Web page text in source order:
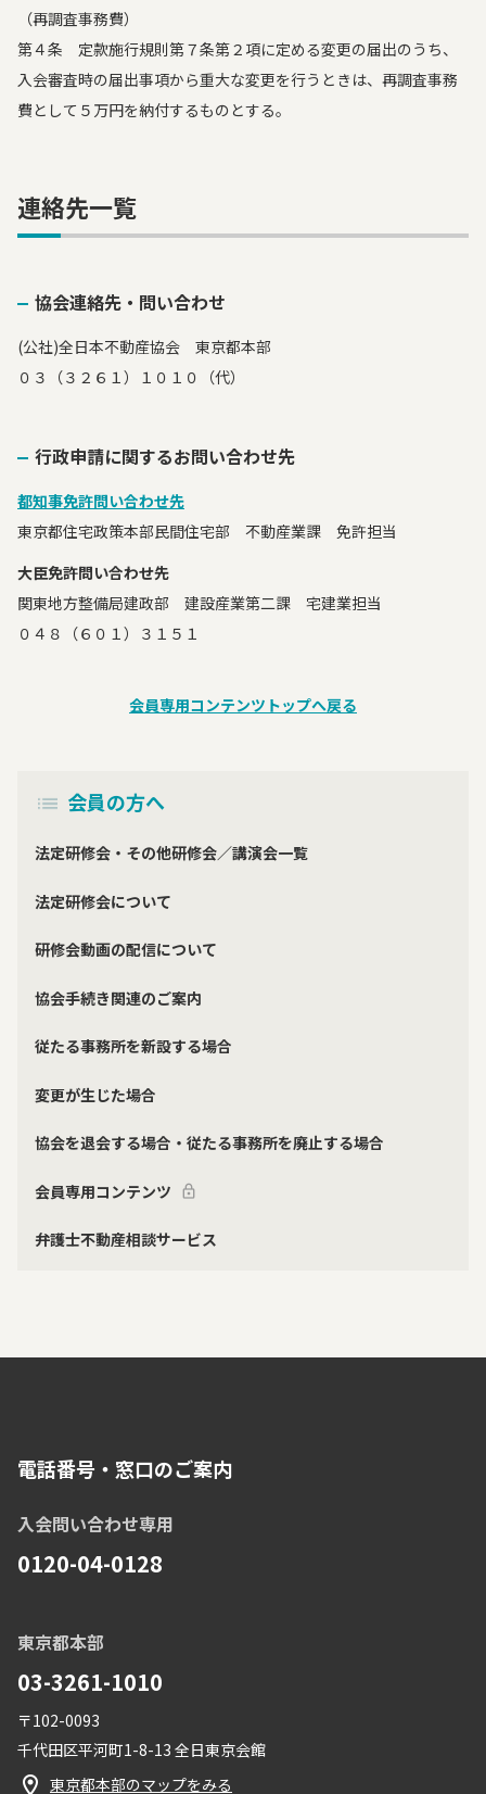
（再調査事務費）
第４条 定款施行規則第７条第２項に定める変更の届出のうち、
入会審査時の届出事項から重大な変更を行うときは、再調査事務
費として５万円を納付するものとする。
連絡先一覧
協会連絡先・問い合わせ
(公社)全日本不動産協会 東京都本部
０３（３２６１）１０１０（代）
行政申請に関するお問い合わせ先
都知事免許問い合わせ先
東京都住宅政策本部民間住宅部 不動産業課 免許担当
大臣免許問い合わせ先
関東地方整備局建政部 建設産業第二課 宅建業担当
０４８（６０１）３１５１
会員専用コンテンツトップへ戻る
会員の方へ
法定研修会・その他研修会／講演会一覧
法定研修会について
研修会動画の配信について
協会手続き関連のご案内
従たる事務所を新設する場合
変更が生じた場合
協会を退会する場合・従たる事務所を廃止する場合
会員専用コンテンツ
弁護士不動産相談サービス
電話番号・窓口のご案内
入会問い合わせ専用
0120-04-0128
東京都本部
03-3261-1010
〒102-0093
千代田区平河町1-8-13 全日東京会館
東京都本部のマップをみる